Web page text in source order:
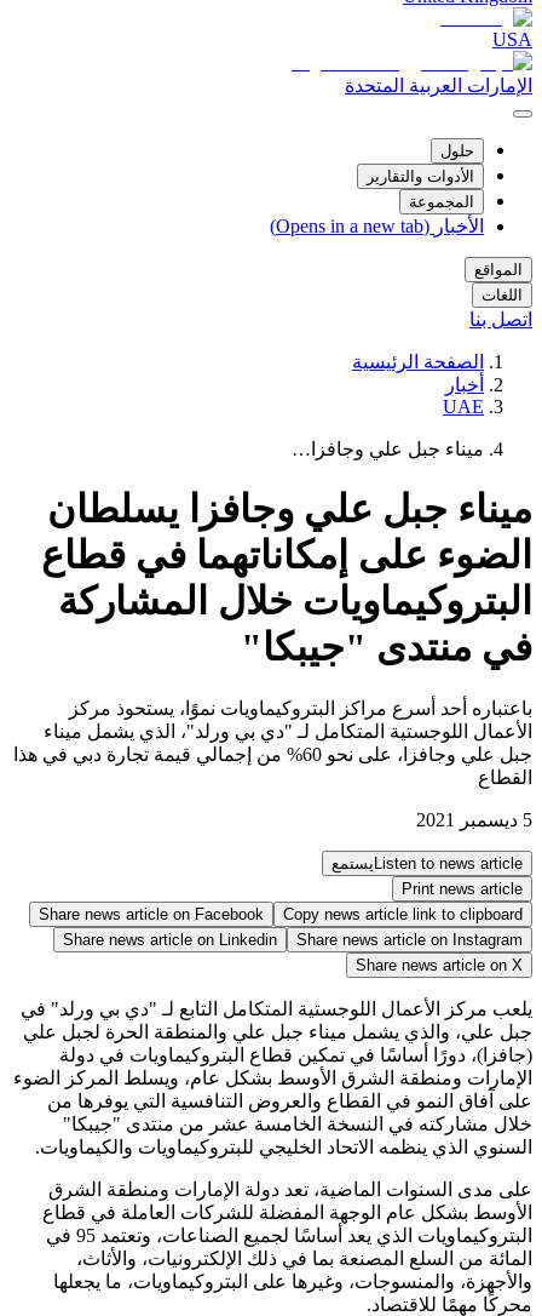
USA
الإمارات العربية المتحدة
حلول
الأدوات والتقارير
المجموعة
الأخبار (Opens in a new tab)
المواقع
اللغات
اتصل بنا
الصفحة الرئيسية
أخبار
UAE
ميناء جبل علي وجافزا…
ميناء جبل علي وجافزا يسلطان
الضوء على إمكاناتهما في قطاع
البتروكيماويات خلال المشاركة
في منتدى "جيبكا"
باعتباره أحد أسرع مراكز البتروكيماويات نموًا، يستحوذ مركز
الأعمال اللوجستية المتكامل لـ "دي بي ورلد"، الذي يشمل ميناء
جبل علي وجافزا، على نحو 60% من إجمالي قيمة تجارة دبي في هذا
القطاع
5 ديسمبر 2021
Listen to news article يستمع
Print news article
Copy news article link to clipboard
Share news article on Facebook
Share news article on Instagram
Share news article on
Linkedin
Share news article on X
يلعب مركز الأعمال اللوجستية المتكامل التابع لـ "دي بي ورلد" في
جبل علي، والذي يشمل ميناء جبل علي والمنطقة الحرة لجبل علي
(جافزا)، دورًا أساسًا في تمكين قطاع البتروكيماويات في دولة
الإمارات ومنطقة الشرق الأوسط بشكل عام، ويسلط المركز الضوء
على آفاق النمو في القطاع والعروض التنافسية التي يوفرها من
خلال مشاركته في النسخة الخامسة عشر من منتدى "جيبكا"
السنوي الذي ينظمه الاتحاد الخليجي للبتروكيماويات والكيماويات.
على مدى السنوات الماضية، تعد دولة الإمارات ومنطقة الشرق
الأوسط بشكل عام الوجهة المفضلة للشركات العاملة في قطاع
البتروكيماويات الذي يعد أساسًا لجميع الصناعات، وتعتمد 95 في
المائة من السلع المصنعة بما في ذلك الإلكترونيات، والأثاث،
والأجهزة، والمنسوجات، وغيرها على البتروكيماويات، ما يجعلها
محركًا مهمًا للاقتصاد.